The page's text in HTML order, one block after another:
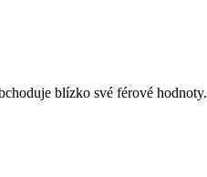
blízko své férové hodnoty.